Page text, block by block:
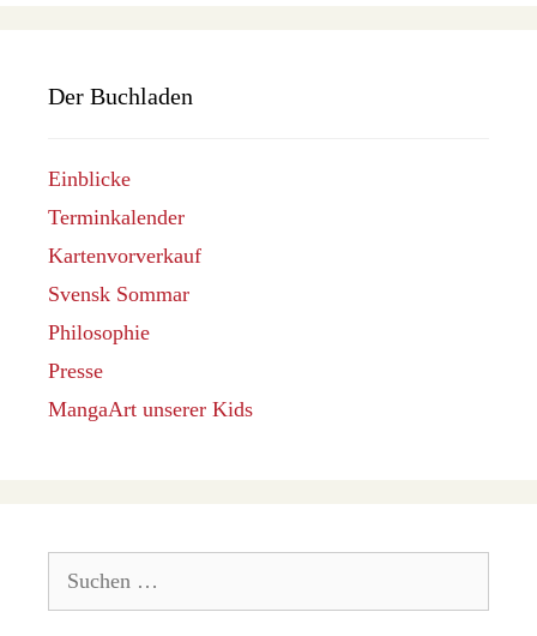
Der Buchladen
Einblicke
Terminkalender
Kartenvorverkauf
Svensk Sommar
Philosophie
Presse
MangaArt unserer Kids